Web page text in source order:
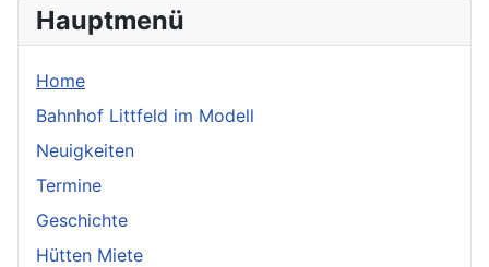
Hauptmenü
Home
Bahnhof Littfeld im Modell
Neuigkeiten
Termine
Geschichte
Hütten Miete